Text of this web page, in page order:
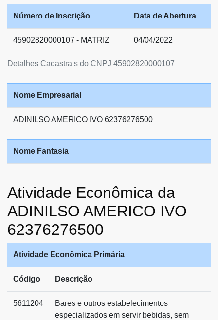
Detalhes Cadastrais do CNPJ 45902820000107
Número de Inscrição Data de Abertura
45902820000107 - MATRIZ 04/04/2022
Nome Empresarial
ADINILSO AMERICO IVO 62376276500
Nome Fantasia
Atividade Econômica da
ADINILSO AMERICO IVO
62376276500
Atividade Econômica Primária
Código Descrição
5611204
Bares e outros estabelecimentos
especializados em servir bebidas, sem